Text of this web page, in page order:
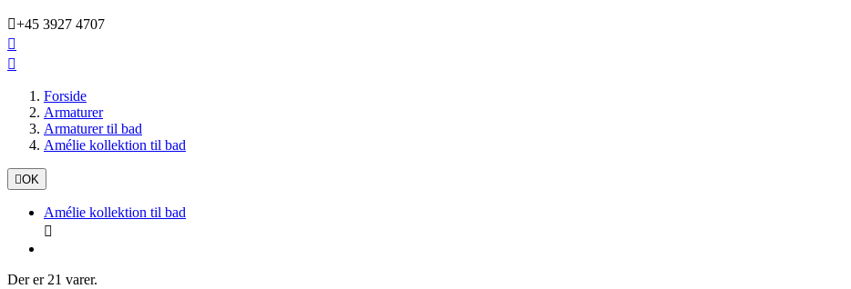
+45 3927 4707


Forside
Armaturer
Armaturer til bad
Amélie kollektion til bad
OK
Amélie kollektion til bad

Der er 21 varer.